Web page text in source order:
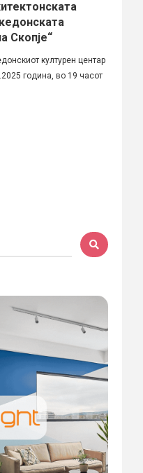
Скопје“
културен центар
година, во 19 часот